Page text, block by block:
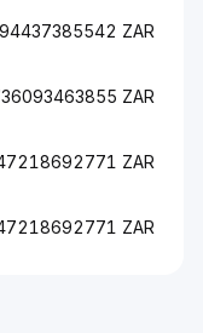
ZAR
ZAR
ZAR
ZAR